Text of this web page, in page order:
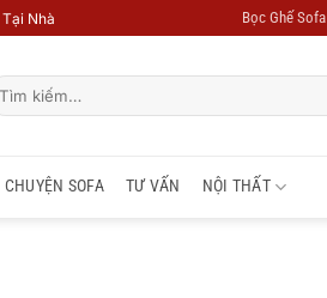
Nhà Bọc Ghế Sofa
CHUYỆN SOFA TƯ VẤN NỘI THẤT